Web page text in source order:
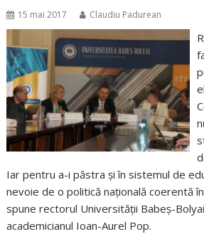
15 mai 2017 Claudiu Padurean
Iar pentru a-i păstra şi în sistemul de
nevoie de o politică naţională coerentă
spune rectorul Universităţii Babeş-
academicianul Ioan-Aurel Pop.